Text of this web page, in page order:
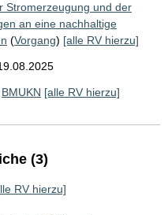
Stromerzeugung und der
an eine nachhaltige
(Vorgang) [alle RV hierzu]
BMUKN [alle RV hierzu]
(3)
RV hierzu]